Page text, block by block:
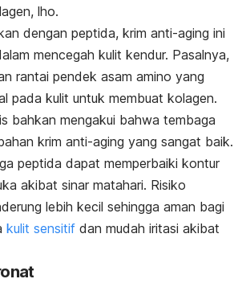
lho.
dengan peptida, krim anti-aging ini
mencegah kulit kendur. Pasalnya,
rantai pendek asam amino yang
pada kulit untuk membuat kolagen.
bahkan mengakui bahwa tembaga
krim anti-aging yang sangat baik.
peptida dapat memperbaiki kontur
akibat sinar matahari. Risiko
lebih kecil sehingga aman bagi
kulit sensitif dan mudah iritasi akibat